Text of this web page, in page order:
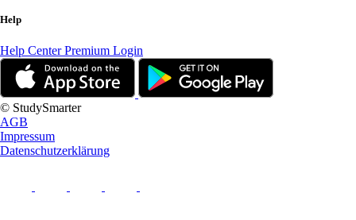
Help
Help CenterPremium Login
© StudySmarter
AGB
Impressum
Datenschutzerklärung